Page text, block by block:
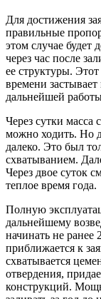
Для достижения
правильные
этом случае будет
через час после
ее структуры.
времени
дальнейшей
Через сутки масса
можно ходить. Но
далеко. Это был
схватыванием.
Через двое суток
теплое время года.
Полную
дальнейшему
начинать не ранее
приближается к
схватывается
отвердения,
конструкций.